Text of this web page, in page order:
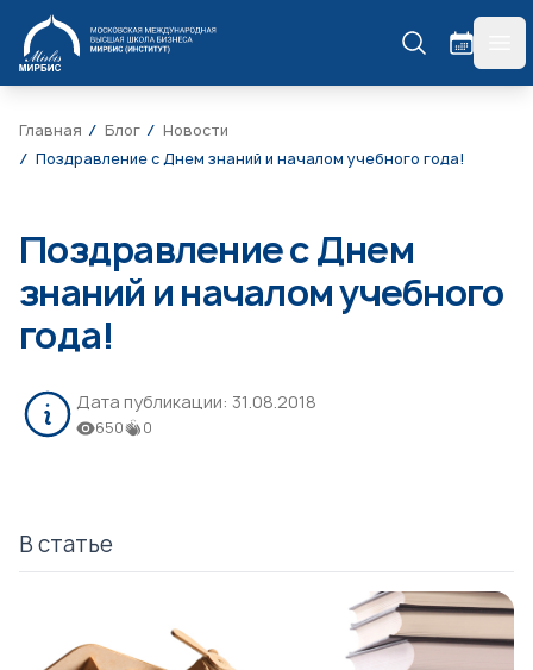
МИРБИС
Главная Блог
Новости
Поздравление с Днем знаний и началом учебного года!
Поздравление с Днем
знаний и началом учебного
года!
Дата публикации: 31.08.2018
650 0
В статье